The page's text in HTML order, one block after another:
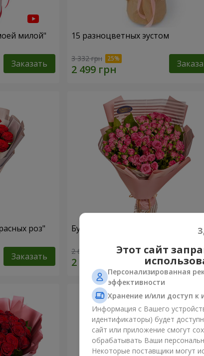
милой"
Заказать
15 разноцветных эустом
3 332 грн
роз"
Заказать
Букет роз "Моей милашке!"
2 666 грн
Этот сайт
Персонализированная
эффективности
Хранение и/или доступ
Информация с Вашего
идентификаторы) будет
сайт или приложение смогут
обрабатывать Ваши
Некоторые поставщики могут